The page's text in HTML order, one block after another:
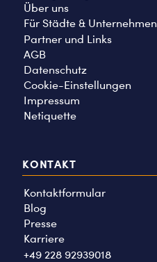
Über uns
Für Städte & Unternehmen
Partner und Links
AGB
Datenschutz
Cookie-Einstellungen
Impressum
Netiquette
KONTAKT
Kontaktformular
Blog
Presse
Karriere
+49 228 92939018